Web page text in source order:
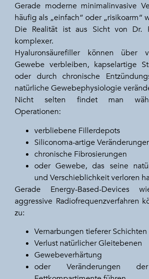
Gerade moderne minimalinvasive
häufig als „einfach“ oder „risikoarm“
Die Realität ist aus Sicht von Dr.
komplexer.
Hyaluronsäurefiller können über
Gewebe verbleiben, kapselartige
oder durch chronische
natürliche Gewebephysiologie
Nicht selten findet man
Operationen:
verbliebene Fillerdepots
Siliconoma-artige
chronische Fibrosierungen
oder Gewebe, das seine
und Verschieblichkeit verloren
Gerade Energy-Based-Devices
aggressive Radiofrequenzverfahren
zu:
Vernarbungen tieferer Schichten
Verlust natürlicher Gleitebenen
Gewebeverhärtung
oder Veränderungen